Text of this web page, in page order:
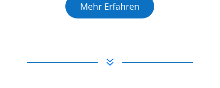
Mehr Erfahren
7